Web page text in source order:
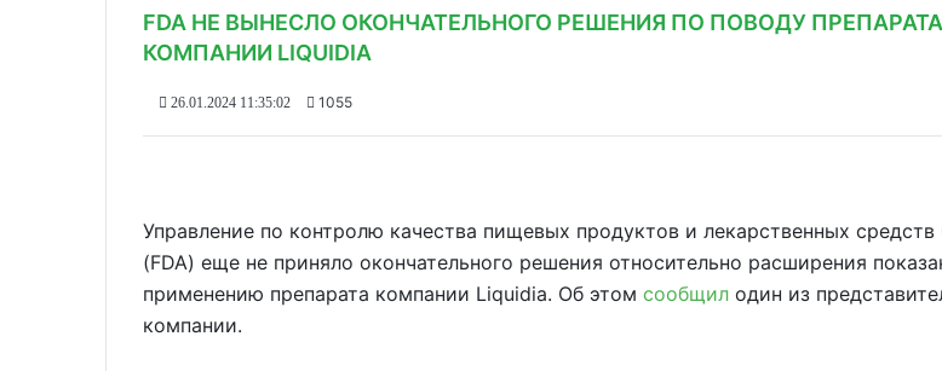
FDA НЕ ВЫНЕСЛО ОКОНЧАТЕЛЬНОГО РЕШЕНИЯ ПО ПОВОДУ ПРЕПАРАТА
КОМПАНИИ LIQUIDIA
26.01.2024 11:35:02 1055
Управление по контролю качества пищевых продуктов и лекарственных
(FDA) еще не приняло окончательного решения относительно расширения
применению препарата компании Liquidia. Об этом сообщил один из
компании.